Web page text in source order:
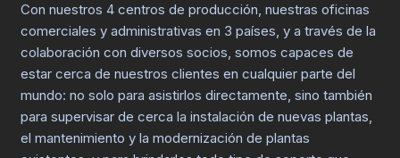
Con nuestros 4 centros de producción, nuestras oficinas
comerciales y administrativas en 3 países, y a través de la
colaboración con diversos socios, somos capaces de
estar cerca de nuestros clientes en cualquier parte del
mundo: no solo para asistirlos directamente, sino también
para supervisar de cerca la instalación de nuevas plantas,
el mantenimiento y la modernización de plantas